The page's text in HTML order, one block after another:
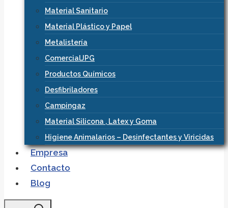
Material Sanitario
Material Plástico y Papel
Metalistería
ComercialJPG
Productos Químicos
Desfibriladores
Campingaz
Material Silicona , Latex y Goma
Higiene Animalarios – Desinfectantes y Viricidas
Empresa
Contacto
Blog